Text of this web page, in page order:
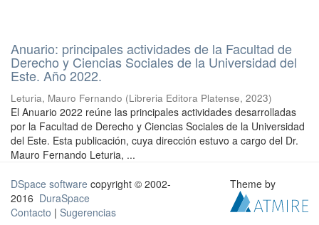
Anuario: principales actividades de la Facultad de
Derecho y Ciencias Sociales de la Universidad del
Este. Año 2022.
Leturia, Mauro Fernando (Libreria Editora Platense, 2023)
El Anuario 2022 reúne las principales actividades desarrolladas
por la Facultad de Derecho y Ciencias Sociales de la Universidad
del Este. Esta publicación, cuya dirección estuvo a cargo del Dr.
Mauro Fernando Leturia, ...
DSpace software copyright © 2002-
2016 DuraSpace
Contacto | Sugerencias
Theme by